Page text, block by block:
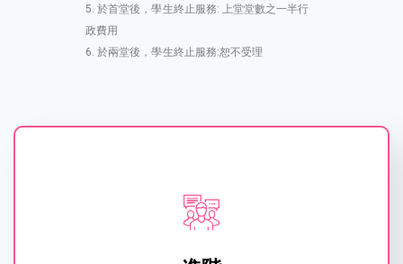
於首堂後，學生終止服務: 上堂堂數之一半行
政費用
於兩堂後，學生終止服務:恕不受理